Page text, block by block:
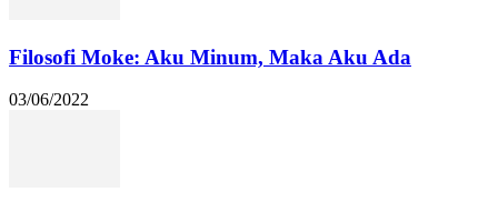
Filosofi Moke: Aku Minum, Maka Aku Ada
03/06/2022